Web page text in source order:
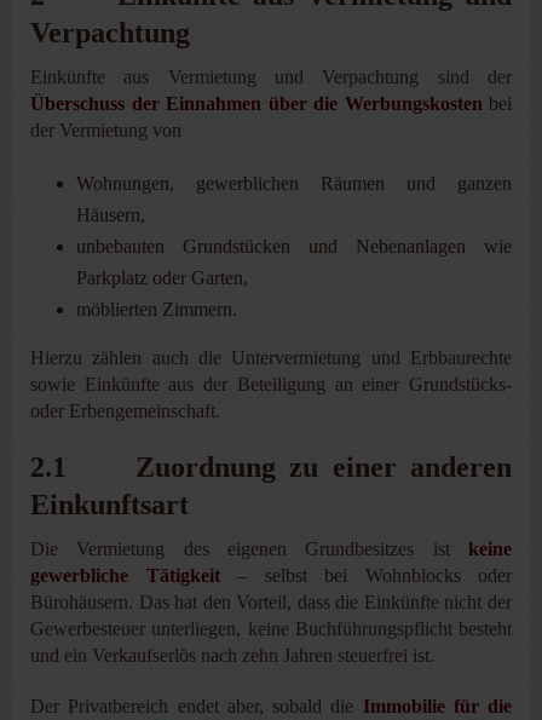
Verpachtung
Einkünfte aus Vermietung und Verpachtung sind der
Überschuss der Einnahmen über die Werbungskosten bei
der Vermietung von
Wohnungen, gewerblichen Räumen und ganzen
Häusern,
unbebauten Grundstücken und Nebenanlagen wie
Parkplatz oder Garten,
möblierten Zimmern.
Hierzu zählen auch die Untervermietung und Erbbaurechte
sowie Einkünfte aus der Beteiligung an einer Grundstücks-
oder Erbengemeinschaft.
2.1 Zuordnung zu einer anderen
Einkunftsart
Die Vermietung des eigenen Grundbesitzes ist keine
gewerbliche Tätigkeit– selbst bei Wohnblocks oder
Bürohäusern. Das hat den Vorteil, dass die Einkünfte nicht der
Gewerbesteuer unterliegen, keine Buchführungspflicht besteht
und ein Verkaufserlös nach zehn Jahren steuerfrei ist.
Der Privatbereich endet aber, sobald die Immobilie für die